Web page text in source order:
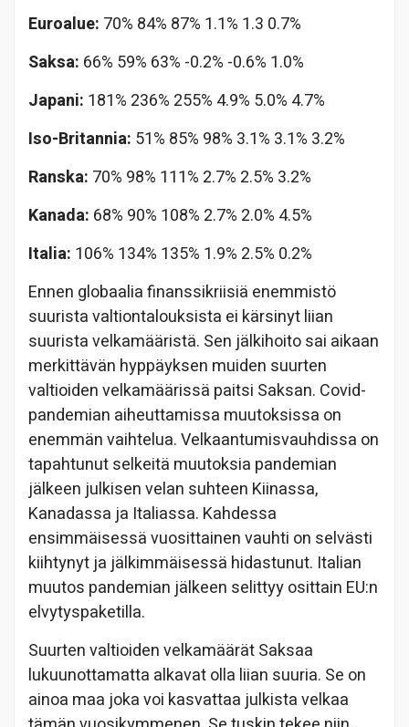
Euroalue: 70% 84% 87% 1.1% 1.3 0.7%
Saksa: 66% 59% 63% -0.2% -0.6% 1.0%
Japani: 181% 236% 255% 4.9% 5.0% 4.7%
Iso-Britannia: 51% 85% 98% 3.1% 3.1% 3.2%
Ranska: 70% 98% 111% 2.7% 2.5% 3.2%
Kanada: 68% 90% 108% 2.7% 2.0% 4.5%
Italia: 106% 134% 135% 1.9% 2.5% 0.2%
Ennen globaalia finanssikriisiä enemmistö
suurista valtiontalouksista ei kärsinyt liian
suurista velkamääristä. Sen jälkihoito sai aikaan
merkittävän hyppäyksen muiden suurten
valtioiden velkamäärissä paitsi Saksan. Covid-
pandemian aiheuttamissa muutoksissa on
enemmän vaihtelua. Velkaantumisvauhdissa on
tapahtunut selkeitä muutoksia pandemian
jälkeen julkisen velan suhteen Kiinassa,
Kanadassa ja Italiassa. Kahdessa
ensimmäisessä vuosittainen vauhti on selvästi
kiihtynyt ja jälkimmäisessä hidastunut. Italian
muutos pandemian jälkeen selittyy osittain EU:n
elvytyspaketilla.
Suurten valtioiden velkamäärät Saksaa
lukuunottamatta alkavat olla liian suuria. Se on
ainoa maa joka voi kasvattaa julkista velkaa